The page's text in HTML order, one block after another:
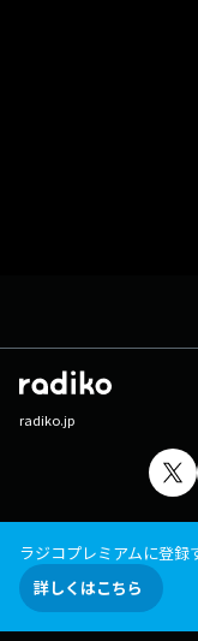
radiko.jp
ラジコプレミアムに登
詳しくはこちら